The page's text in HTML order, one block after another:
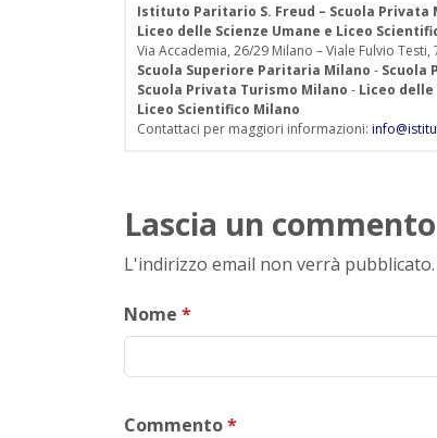
Istituto Paritario S. Freud – Scuola
Liceo delle Scienze Umane e Liceo
Via Accademia, 26/29 Milano – Viale Fulvio Testi,
Scuola Superiore Paritaria Milano - Scuola
Scuola Privata Turismo Milano - Liceo
Liceo Scientifico Milano
Contattaci per maggiori informazioni:
Lascia un commento
L'indirizzo email non verrà
Nome *
Commento*